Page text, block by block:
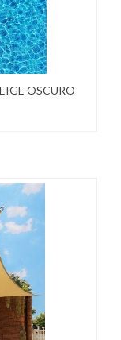
OSCURO